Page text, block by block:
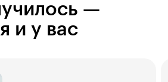
—
и у вас